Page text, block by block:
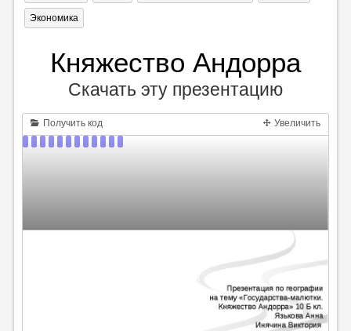
Экономика
Княжество Андорра
Скачать эту презентацию
Получить код Увеличить